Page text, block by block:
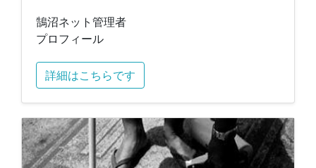
鵠沼ネット管理者
プロフィール
詳細はこちらです